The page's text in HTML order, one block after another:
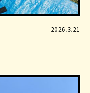
2026.3.21